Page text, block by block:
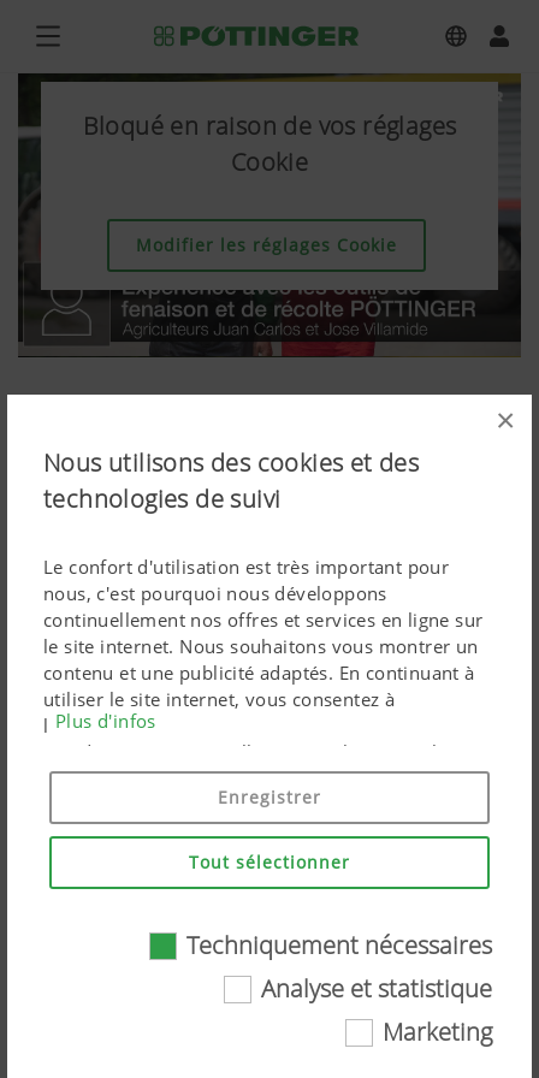
×
Nous utilisons des cookies et des
technologies de suivi
Le confort d'utilisation est très important pour
nous, c'est pourquoi nous développons
continuellement nos offres et services en ligne sur
le site internet. Nous souhaitons vous montrer un
contenu et une publicité adaptés. En continuant à
utiliser le site internet, vous consentez à
l'utilisation de cookies techniquement nécessaires.
Vos données personnelles sont utilisées par les
produits marketing Google uniquement si vous
donnez votre consentement en cliquant sur « tout
accepter ». Vous pouvez également effectuer un
paramétrage personnalisé à l'aide des cases à
cocher proposées.
Techniquement nécessaires
Plus d'infos
Enregistrer
Tout sélectionner
Techniquement nécessaires
Analyse et statistique
Marketing
Bloqué en raison de vos réglages
Cookie
Modifier les réglages Cookie
récolte et fenaison – Juan Carlos et
Jose Villamide, agriculteurs en